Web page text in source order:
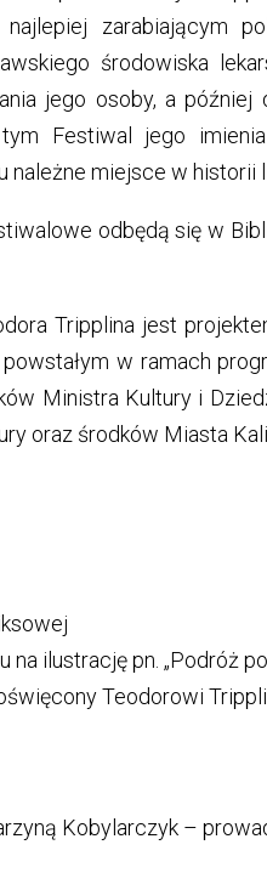
najlepiej zarabiającym
środowiska
jego osoby, a
Festiwal jego
należne miejsce w historii
odbędą się w
Tripplina jest
w ramach
Ministra Kultury i
oraz środków Miasta
na ilustrację pn. „Podróż
Teodorowi
Kobylarczyk –